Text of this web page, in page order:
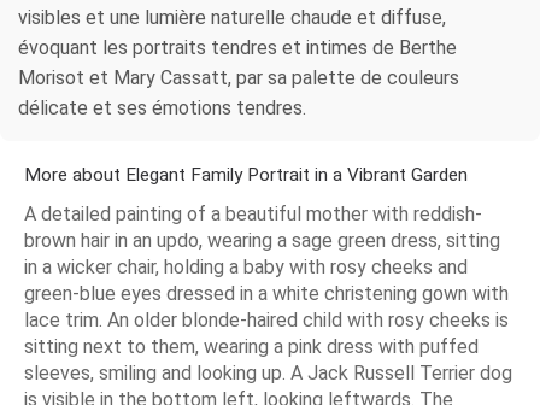
visibles et une lumière naturelle chaude et diffuse,
évoquant les portraits tendres et intimes de Berthe
Morisot et Mary Cassatt, par sa palette de couleurs
délicate et ses émotions tendres.
More about Elegant Family Portrait in a Vibrant Garden
A detailed painting of a beautiful mother with reddish-
brown hair in an updo, wearing a sage green dress, sitting
in a wicker chair, holding a baby with rosy cheeks and
green-blue eyes dressed in a white christening gown with
lace trim. An older blonde-haired child with rosy cheeks is
sitting next to them, wearing a pink dress with puffed
sleeves, smiling and looking up. A Jack Russell Terrier dog
is visible in the bottom left, looking leftwards. The